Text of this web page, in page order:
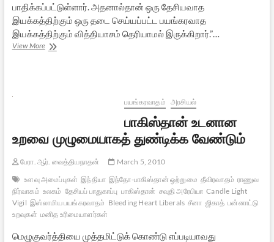
பாதிக்கப்பட்டுள்ளார். அதனால்தான் ஒரு தேசியவாத
இயக்கத்திற்கும் ஒரு தடை செய்யப்பட்ட பயங்கரவாத
இயக்கத்திற்கும் வித்தியாசம் தெரியாமல் இருக்கிறார்.”…
View Moreராகுல்
பயங்கரவாதம் அரசியல்
பாகிஸ்தான் உடனான
உறவை முழுமையாகத் துண்டிக்க வேண்டும்
பேரா. ஆர். வைத்தியநாதன்
March 5, 2010
உளவு அமைப்புகள் இந்தியா இந்தோ-பாகிஸ்தான் ஒற்றுமை தீவிரவாதம் ராணுவ
நிர்வாகம் உலகம் தேசியப் பாதுகாப்பு பாகிஸ்தான் சவுதி அரேபியா Candle Light
Vigil இஸ்லாமிய பயங்கரவாதம் Bleeding Heart Liberals சீனா ஜிகாத் பன்னாட்டு
உறவுகள் மனித உரிமையாளர்கள்
மெழுகுவர்த்தியை முத்தமிட்டுக் கொண்டு எப்படியாவது